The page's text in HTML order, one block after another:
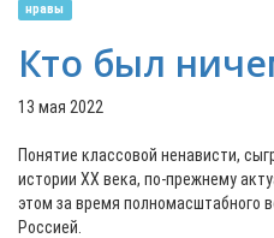
нравы
Кто был
13 мая 2022
Понятие классовой ненависти,
истории XX века, по-прежнему
этом за время полномасштабного
Россией.